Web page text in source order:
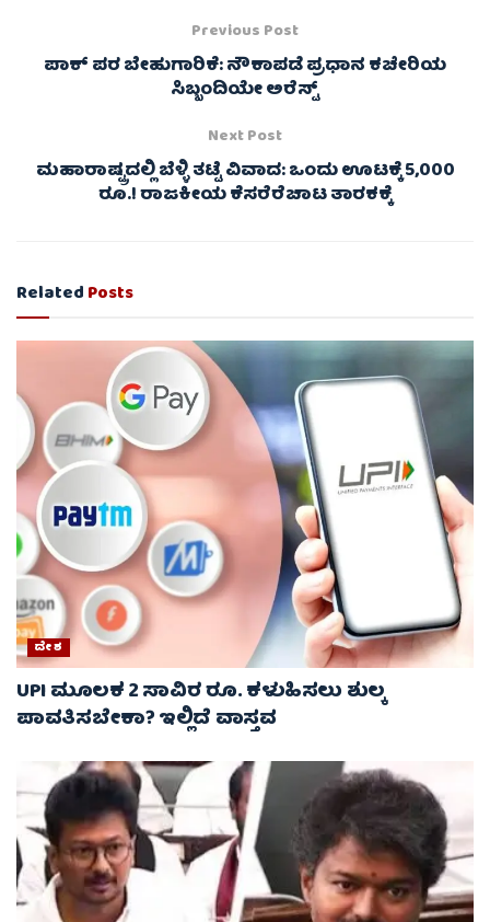
Previous Post
ಪಾಕ್ ಪರ ಬೇಹುಗಾರಿಕೆ: ನೌಕಾಪಡೆ ಪ್ರಧಾನ ಕಚೇರಿಯ
ಸಿಬ್ಬಂದಿಯೇ ಅರೆಸ್ಟ್
Next Post
ಮಹಾರಾಷ್ಟ್ರದಲ್ಲಿ ಬೆಳ್ಳಿ ತಟ್ಟೆ ವಿವಾದ: ಒಂದು ಊಟಕ್ಕೆ 5,000
ರೂ.! ರಾಜಕೀಯ ಕೆಸರೆರೆಚಾಟ ತಾರಕಕ್ಕೆ
RelatedPosts
ದೇಶ
UPI ಮೂಲಕ 2 ಸಾವಿರ ರೂ. ಕಳುಹಿಸಲು ಶುಲ್ಕ
ಪಾವತಿಸಬೇಕಾ? ಇಲ್ಲಿದೆ ವಾಸ್ತವ